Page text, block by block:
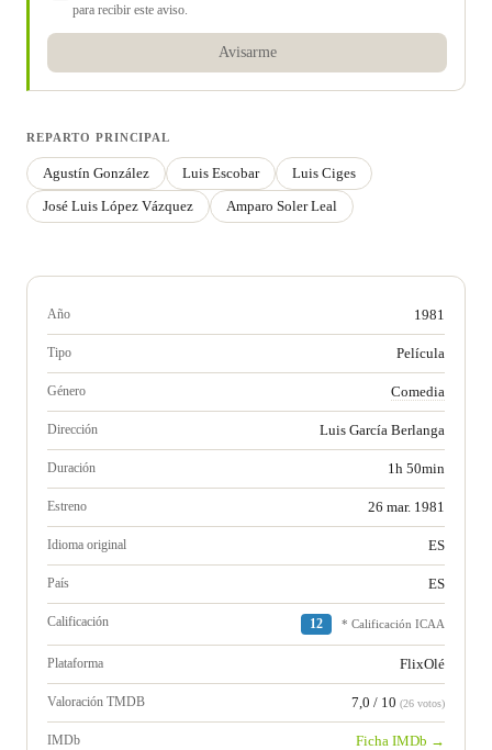
para recibir este aviso.
Avisarme
REPARTO PRINCIPAL
Agustín González Luis Escobar
Luis Ciges
José Luis López Vázquez
Amparo Soler Leal
Año 1981
Tipo Película
Género Comedia
Dirección Luis García Berlanga
Duración 1h 50min
Estreno 26 mar. 1981
Idioma original ES
País ES
Calificación 12 * Calificación ICAA
Plataforma FlixOlé
Valoración TMDB 7,0 / 10 (26 votos)
IMDb Ficha IMDb →